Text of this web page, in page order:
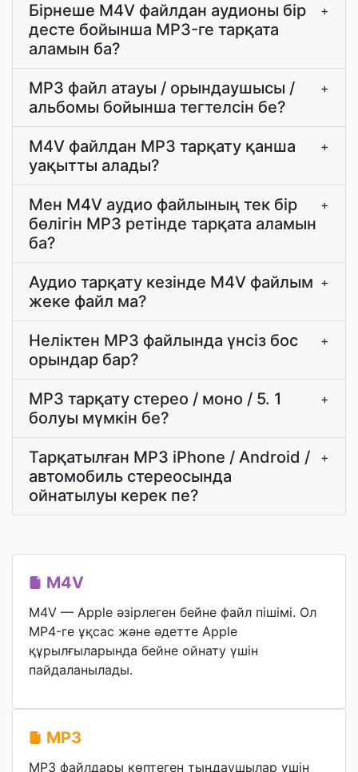
Бірнеше M4V файлдан аудионы бір
десте бойынша MP3-ге тарқата
аламын ба?
+
MP3 файл атауы / орындаушысы /
альбомы бойынша тегтелсін бе?
+
M4V файлдан MP3 тарқату қанша
уақытты алады?
+
Мен M4V аудио файлының тек бір
бөлігін MP3 ретінде тарқата аламын
ба?
+
Аудио тарқату кезінде M4V файлым
жеке файл ма?
+
Неліктен MP3 файлында үнсіз бос
орындар бар?
+
MP3 тарқату стерео / моно / 5. 1
болуы мүмкін бе?
+
Тарқатылған MP3 iPhone / Android /
автомобиль стереосында
ойнатылуы керек пе?
+
M4V
M4V — Apple әзірлеген бейне файл пішімі. Ол
MP4-ге ұқсас және әдетте Apple
құрылғыларында бейне ойнату үшін
пайдаланылады.
MP3
MP3 файлдары көптеген тыңдаушылар үшін